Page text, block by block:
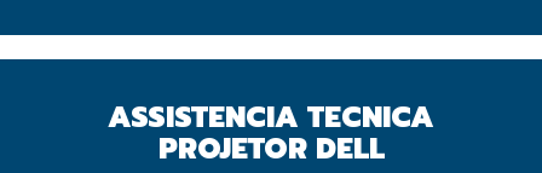
ASSISTENCIA TECNICA
PROJETOR DELL